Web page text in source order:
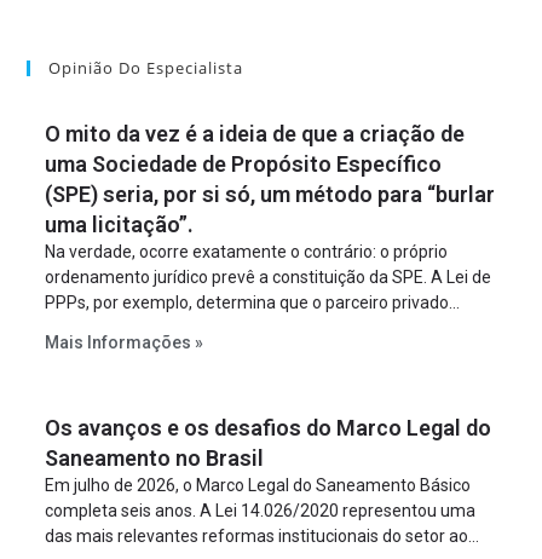
Opinião Do Especialista
O mito da vez é a ideia de que a criação de
uma Sociedade de Propósito Específico
(SPE) seria, por si só, um método para “burlar
uma licitação”.
Na verdade, ocorre exatamente o contrário: o próprio
ordenamento jurídico prevê a constituição da SPE. A Lei de
PPPs, por exemplo, determina que o parceiro privado
empreendimento. Ou seja, a suposta “fraude à licitação” é
projeto a projeto.
Mais Informações »
Os avanços e os desafios do Marco Legal do
Saneamento no Brasil
Em julho de 2026, o Marco Legal do Saneamento Básico
completa seis anos. A Lei 14.026/2020 representou uma
das mais relevantes reformas institucionais do setor ao